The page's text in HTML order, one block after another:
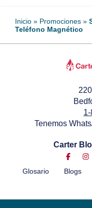
Inicio » Promociones »
Teléfono Magnético
Tenemos
Carter
Glosario Blogs